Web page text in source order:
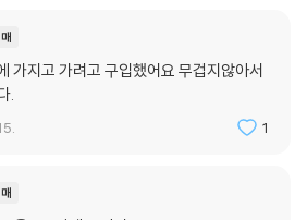
가지고 가려고 구입했어요 무겁지않아서
.
1